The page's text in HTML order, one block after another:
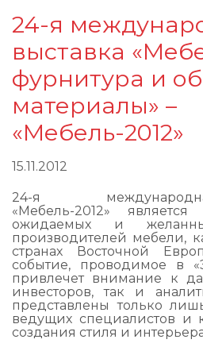
24-я
выставка
фурнитура и
материалы» –
«Мебель-2012»
15.11.2012
24-я
«Мебель-2012»
ожидаемых и
производителей мебели,
странах Восточной
событие, проводимое в
привлечет внимание к
инвесторов, так и
представлены только
ведущих специалистов и
создания стиля и